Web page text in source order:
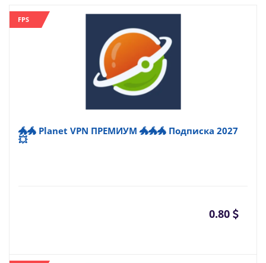
FPS
🐲🐲 Planet VPN ПРЕМИУМ 🐲🐲🐲 Подписка 2027
💥
0.80